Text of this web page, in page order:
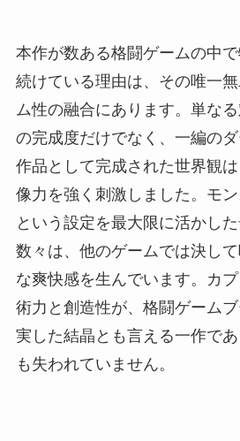
本作が数ある格闘ゲームの中
続けている理由は、その唯一
ム性の融合にあります。単な
の完成度だけでなく、一編の
作品として完成された世界観
像力を強く刺激しました。モ
という設定を最大限に活かし
数々は、他のゲームでは決し
な爽快感を生んでいます。カ
術力と創造性が、格闘ゲーム
実した結晶とも言える一作で
も失われていません。